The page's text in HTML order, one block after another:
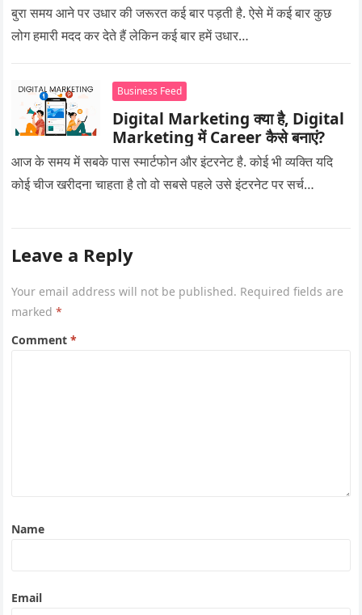
बुरा समय आने पर उधार की जरूरत कई बार पड़ती है. ऐसे में कई बार कुछ
लोग हमारी मदद कर देते हैं लेकिन कई बार हमें उधार…
Business Feed
Digital Marketing क्या है, Digital
Marketing में Career कैसे बनाएं?
आज के समय में सबके पास स्मार्टफोन और इंटरनेट है. कोई भी व्यक्ति यदि
कोई चीज खरीदना चाहता है तो वो सबसे पहले उसे इंटरनेट पर सर्च…
Leave a Reply
Your email address will not be published. Required fields are
marked*
Comment*
Name
Email